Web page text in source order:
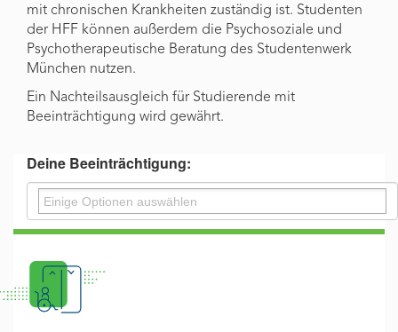
mit chronischen Krankheiten zuständig ist. Studenten
der HFF können außerdem die Psychosoziale und
Psychotherapeutische Beratung des Studentenwerk
München nutzen.
Ein Nachteilsausgleich für Studierende mit
Beeinträchtigung wird gewährt.
Deine Beeinträchtigung: